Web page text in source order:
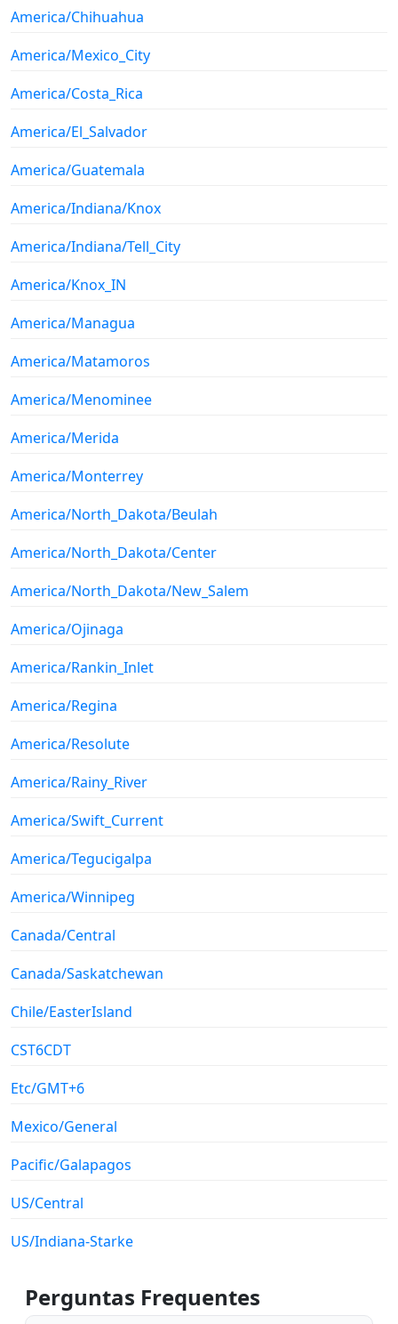
America/Chihuahua
America/Mexico_City
America/Costa_Rica
America/El_Salvador
America/Guatemala
America/Indiana/Knox
America/Indiana/Tell_City
America/Knox_IN
America/Managua
America/Matamoros
America/Menominee
America/Merida
America/Monterrey
America/North_Dakota/Beulah
America/North_Dakota/Center
America/North_Dakota/New_Salem
America/Ojinaga
America/Rankin_Inlet
America/Regina
America/Resolute
America/Rainy_River
America/Swift_Current
America/Tegucigalpa
America/Winnipeg
Canada/Central
Canada/Saskatchewan
Chile/EasterIsland
CST6CDT
Etc/GMT+6
Mexico/General
Pacific/Galapagos
US/Central
US/Indiana-Starke
Perguntas Frequentes